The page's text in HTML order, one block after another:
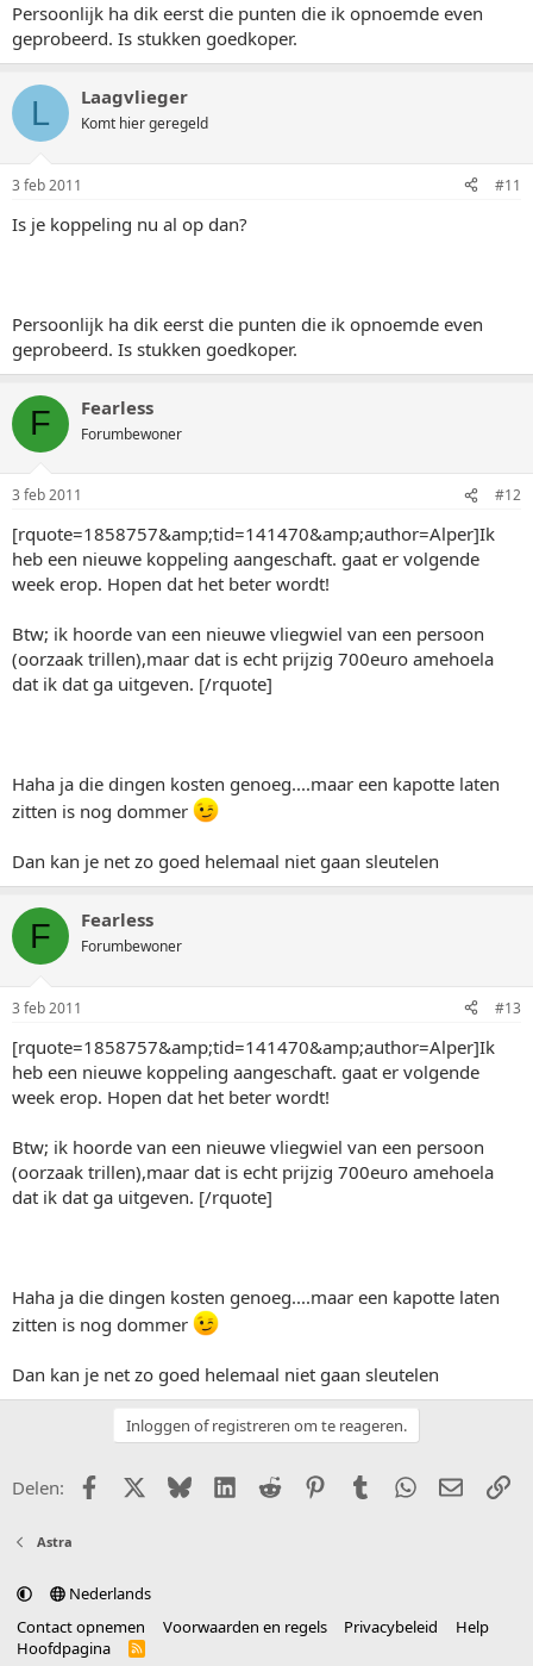
Persoonlijk ha dik eerst die punten die ik opnoemde even
geprobeerd. Is stukken goedkoper.
L Laagvlieger
Komt hier geregeld
3 feb 2011 #11
Is je koppeling nu al op dan?
Persoonlijk ha dik eerst die punten die ik opnoemde even
geprobeerd. Is stukken goedkoper.
F Fearless
Forumbewoner
3 feb 2011 #12
[rquote=1858757&amp;tid=141470&amp;author=Alper]Ik
heb een nieuwe koppeling aangeschaft. gaat er volgende
week erop. Hopen dat het beter wordt!
Btw; ik hoorde van een nieuwe vliegwiel van een persoon
(oorzaak trillen),maar dat is echt prijzig 700euro amehoela
dat ik dat ga uitgeven. [/rquote]
Haha ja die dingen kosten genoeg....maar een kapotte laten
zitten is nog dommer
Dan kan je net zo goed helemaal niet gaan sleutelen
F Fearless
Forumbewoner
3 feb 2011 #13
[rquote=1858757&amp;tid=141470&amp;author=Alper]Ik
heb een nieuwe koppeling aangeschaft. gaat er volgende
week erop. Hopen dat het beter wordt!
Btw; ik hoorde van een nieuwe vliegwiel van een persoon
(oorzaak trillen),maar dat is echt prijzig 700euro amehoela
dat ik dat ga uitgeven. [/rquote]
Haha ja die dingen kosten genoeg....maar een kapotte laten
zitten is nog dommer
Dan kan je net zo goed helemaal niet gaan sleutelen
Inloggen of registreren om te reageren.
Delen: FacebookX (Twitter)
BlueskyLinkedIn
Reddit PinterestTumblr WhatsApp
E-mail
Astra
Nederlands
Contact opnemen
Voorwaarden en regels Privacybeleid
Help
Hoofdpagina
R